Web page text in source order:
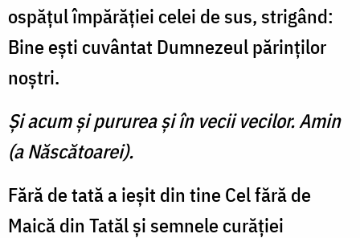
ospăţul împărăţiei celei de sus, strigând:
Bine eşti cuvântat Dumnezeul părinţilor
noştri.
Şi acum şi pururea şi în vecii vecilor. Amin
(a Născătoarei).
Fără de tată a ieşit din tine Cel fără de
Maică din Tatăl şi semnele curăţiei